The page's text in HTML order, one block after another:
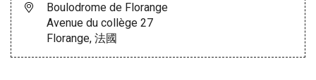
Boulodrome de Florange
Avenue du collège 27
Florange, 法國